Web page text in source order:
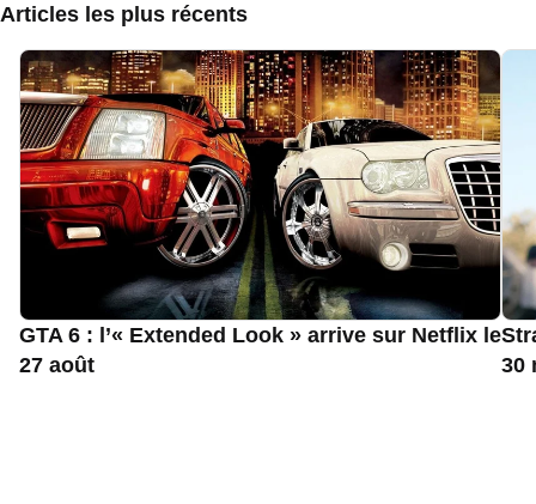
Articles les plus récents
GTA 6 : l’« Extended Look » arrive sur Netflix le
27 août
30